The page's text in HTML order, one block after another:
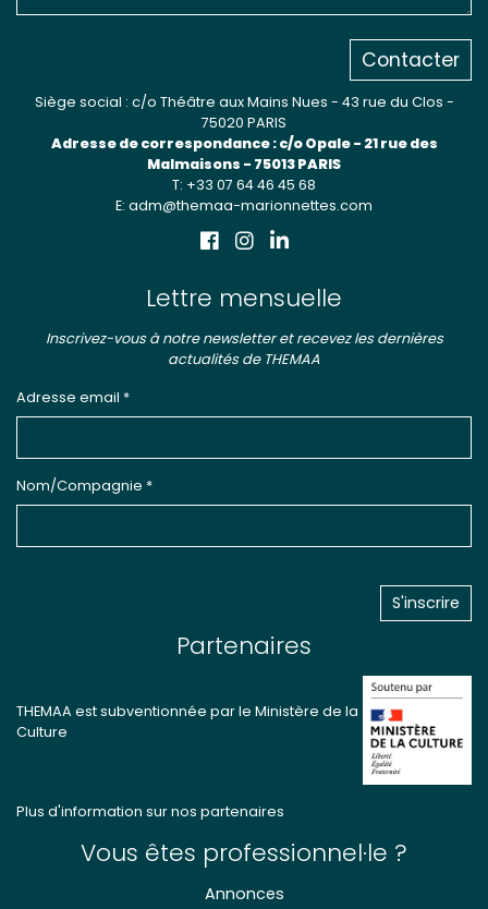
Contacter
Siège social : c/o Théâtre aux Mains Nues - 43 rue du Clos -
75020 PARIS
Adresse de correspondance : c/o Opale - 21 rue des
Malmaisons - 75013 PARIS
T: +33 07 64 46 45 68
E: adm@themaa-marionnettes.com
Lettre mensuelle
Inscrivez-vous à notre newsletter et recevez les dernières
actualités de THEMAA
Adresse email *
Nom/Compagnie *
Partenaires
THEMAA est subventionnée par le Ministère de la
Culture
Plus d'information sur nos partenaires
Vous êtes professionnel·le ?
Annonces